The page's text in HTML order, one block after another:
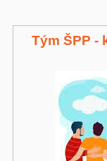
Tým ŠPP -